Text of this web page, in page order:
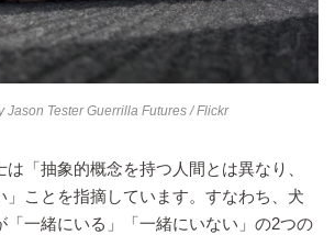
Jason Tester Guerrilla Futures/ Flickr
「抽象的概念を持つ人間とは異なり、
」ことを指摘しています。すなわち、犬
「一緒にいる」「一緒にいない」の2つの